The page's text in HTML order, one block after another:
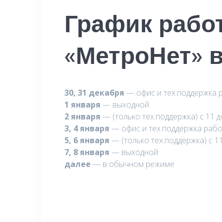
График
«МетроНет»
30, 31 декабря — офис и тех.поддержка
1 января — выходной
2 января — (только тех.поддержка) с 11
3, 4 января — офис и тех.поддержка
5, 6 января — (только тех.поддержка) с
7, 8 января — выходной
далее — в обычном режиме